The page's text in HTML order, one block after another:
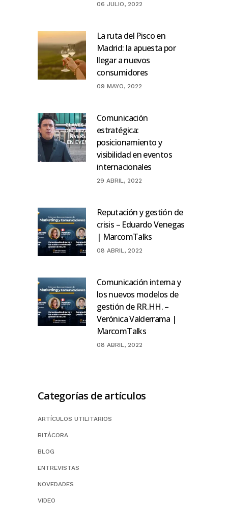
06 JULIO, 2022
La ruta del Pisco en
Madrid: la apuesta por
llegar a nuevos
consumidores
09 MAYO, 2022
Comunicación
estratégica:
posicionamiento y
visibilidad en eventos
internacionales
29 ABRIL, 2022
Reputación y gestión de
crisis – Eduardo Venegas
| MarcomTalks
08 ABRIL, 2022
Comunicación interna y
los nuevos modelos de
gestión de RR.HH. –
Verónica Valderrama |
MarcomTalks
08 ABRIL, 2022
Categorías de artículos
ARTÍCULOS UTILITARIOS
BITÁCORA
BLOG
ENTREVISTAS
NOVEDADES
VIDEO